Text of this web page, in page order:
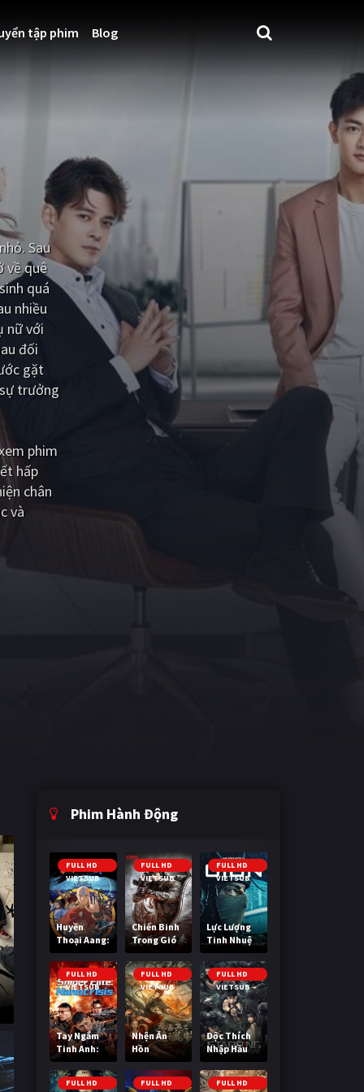
tập phim Blog
Sau
về quê
quá
nhiều
nữ với
đối
gặt
trưởng
phim
hấp
chân
và
Phim Hành Động
FULL HD
VIETSUB
Huyền
Thoại Aang:
Tiết Khí Sư
Cuối Cùng
FULL HD
VIETSUB
Chiến Binh
Trong Gió
FULL HD
VIETSUB
Lực Lượng
Tinh Nhuệ
FULL HD
VIETSUB
Tay Ngắm
Tinh Anh:
Nguy Cơ
Nano
FULL HD
VIETSUB
Nhện Ăn
Hồn
FULL HD
VIETSUB
Độc Thích
Nhập Hầu
FULL HD
FULL HD
FULL HD